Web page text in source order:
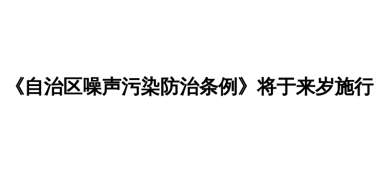
《自治区噪声污染防治条例》将于来岁施行